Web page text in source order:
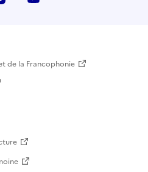
de la Francophonie